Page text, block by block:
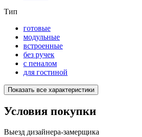
Тип
готовые
модульные
встроенные
без ручек
с пеналом
для гостиной
Показать все характеристики
Условия покупки
Выезд дизайнера-замерщика